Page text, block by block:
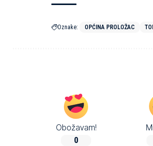
Oznake: OPĆINA PROLOŽAC
Obožavam!
0